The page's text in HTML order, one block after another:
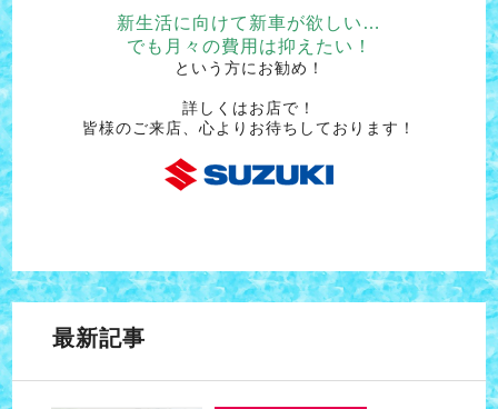
新生活に向けて新車が欲しい…
でも月々の費用は抑えたい！
という方にお勧め！
詳しくはお店で！
皆様のご来店、心よりお待ちしております！
最新記事